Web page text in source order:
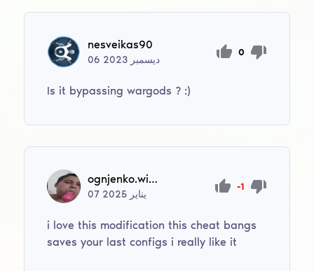
nesveikas90
06 ديسمبر
0
Is it bypassing wargods ? :)
ognjenko.wildfire
07 يناير
-1
i love this modification this cheat bangs
saves your last configs i really like it